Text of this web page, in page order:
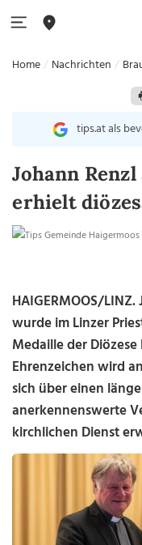
Home Nachrichten
tips.at als
Johann
erhielt
HAIGERMOOS/
wurde im Linzer
Medaille der
Ehrenzeichen wird
sich über einen
anerkennenswerte
kirchlichen Dienst